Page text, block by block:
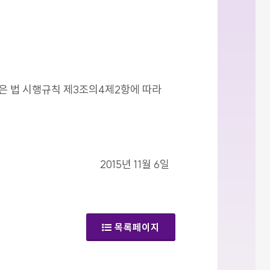
법 시행규칙 제3조의4제2항에 따라
2015년 11월 6일
목록페이지